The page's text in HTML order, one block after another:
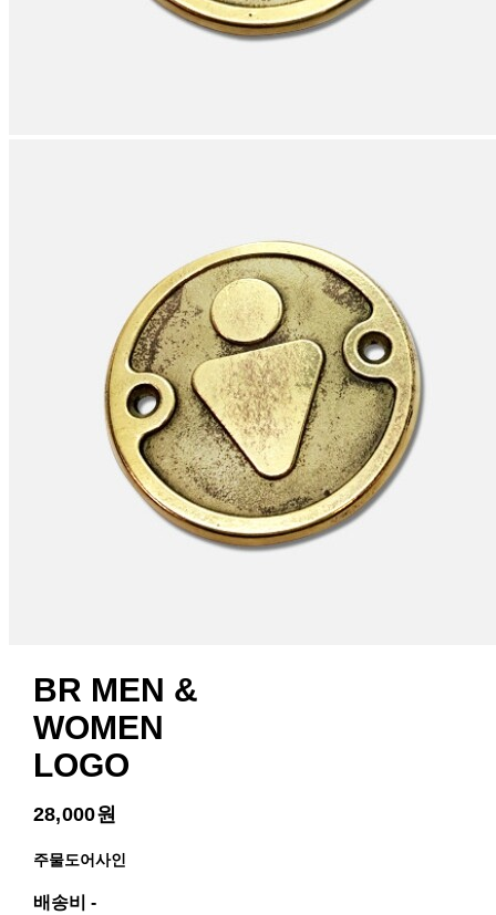
BR MEN &
WOMEN
LOGO
28,000원
주물도어사인
배송비 -